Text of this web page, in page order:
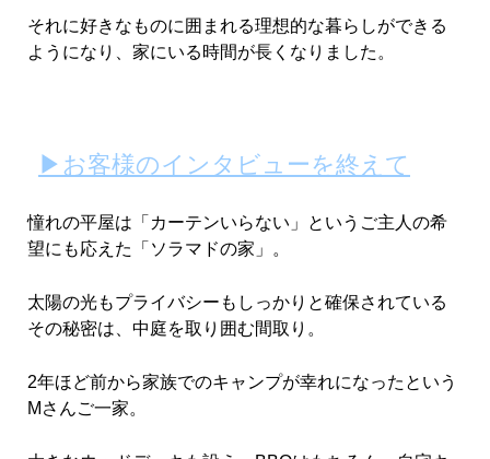
それに好きなものに囲まれる理想的な暮らしができる
ようになり、家にいる時間が長くなりました。
▶お客様のインタビューを終えて
憧れの平屋は「カーテンいらない」というご主人の希
望にも応えた「ソラマドの家」。
太陽の光もプライバシーもしっかりと確保されている
その秘密は、中庭を取り囲む間取り。
2年ほど前から家族でのキャンプが幸れになったという
Mさんご一家。